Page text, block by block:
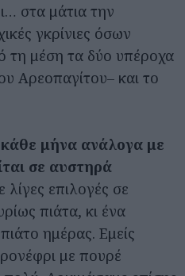
στα μάτια την
γκρίνιες όσων
τη μέση τα δύο υπέροχα
Αρεοπαγίτου– και το
μήνα ανάλογα με
σε αυστηρά
λίγες επιλογές σε
πιάτα, κι ένα
ημέρας. Εμείς
με πουρέ